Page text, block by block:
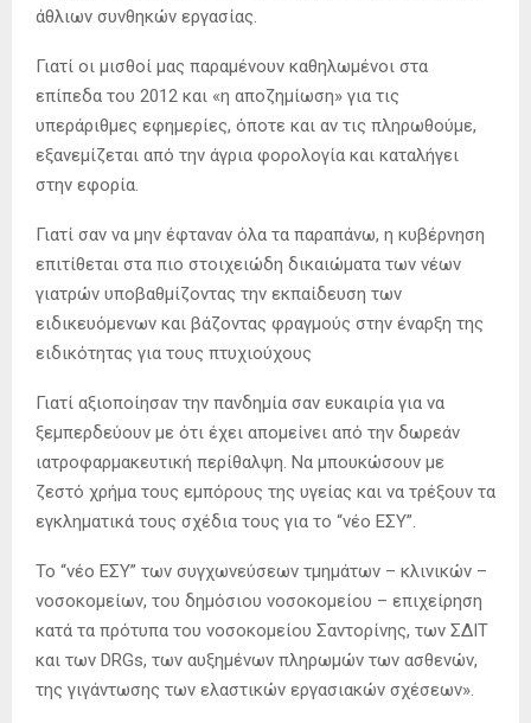
άθλιων συνθηκών εργασίας.
Γιατί οι μισθοί μας παραμένουν καθηλωμένοι στα
επίπεδα του 2012 και «η αποζημίωση» για τις
υπεράριθμες εφημερίες, όποτε και αν τις πληρωθούμε,
εξανεμίζεται από την άγρια φορολογία και καταλήγει
στην εφορία.
Γιατί σαν να μην έφταναν όλα τα παραπάνω, η κυβέρνηση
επιτίθεται στα πιο στοιχειώδη δικαιώματα των νέων
γιατρών υποβαθμίζοντας την εκπαίδευση των
ειδικευόμενων και βάζοντας φραγμούς στην έναρξη της
ειδικότητας για τους πτυχιούχους
Γιατί αξιοποίησαν την πανδημία σαν ευκαιρία για να
ξεμπερδεύουν με ότι έχει απομείνει από την δωρεάν
ιατροφαρμακευτική περίθαλψη. Να μπουκώσουν με
ζεστό χρήμα τους εμπόρους της υγείας και να τρέξουν τα
εγκληματικά τους σχέδια τους για το “νέο ΕΣΥ”.
Το “νέο ΕΣΥ” των συγχωνεύσεων τμημάτων – κλινικών –
νοσοκομείων, του δημόσιου νοσοκομείου – επιχείρηση
κατά τα πρότυπα του νοσοκομείου Σαντορίνης, των ΣΔΙΤ
και των DRGs, των αυξημένων πληρωμών των ασθενών,
της γιγάντωσης των ελαστικών εργασιακών σχέσεων».